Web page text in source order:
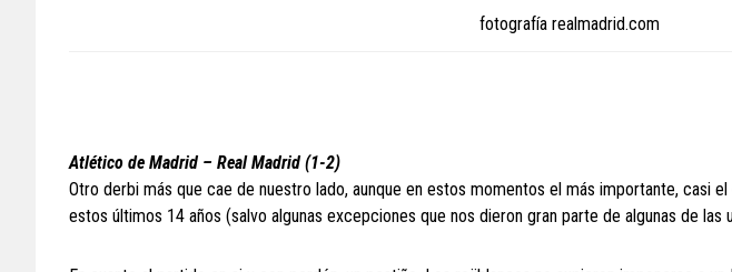
fotografía realmadrid.com
Atlético de Madrid – Real Madrid (1-2)
Otro derbi más que cae de nuestro lado, aunque en estos momentos el más importante, casi
estos últimos 14 años (salvo algunas excepciones que nos dieron gran parte de algunas de las